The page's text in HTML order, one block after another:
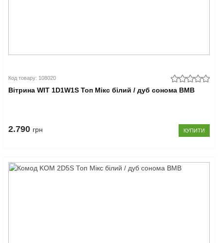
Код товару: 108020
Вітрина WIT 1D1W1S Топ Мікс білий / дуб сонома ВМВ
2.790 грн КУПИТИ